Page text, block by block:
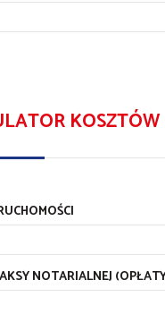
KOSZTÓW
NOTARIALNEJ